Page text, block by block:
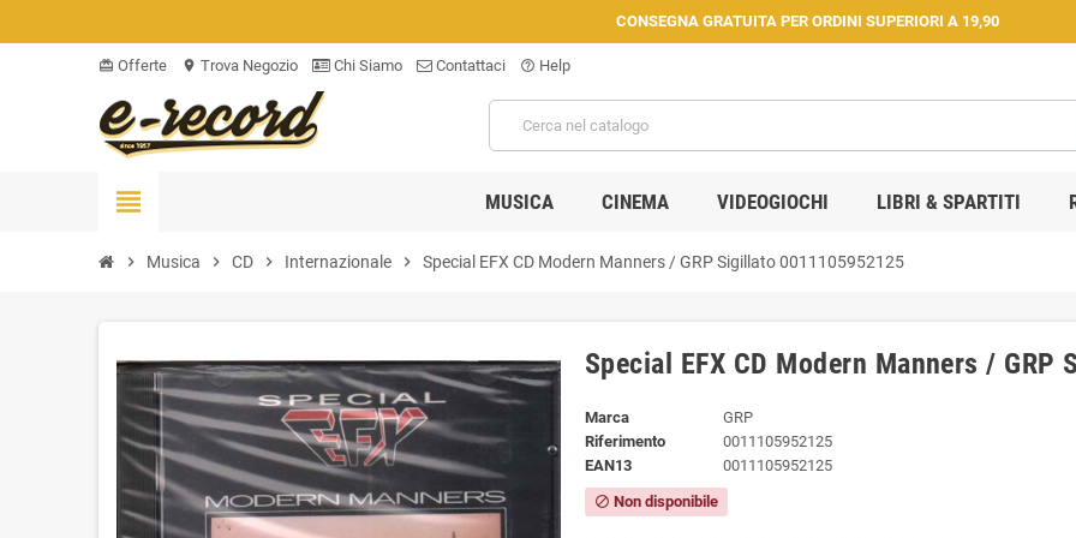
CONSEGNA GRATUITA PER ORDINI SUPERIORI A 19,90
card_giftcard Offerte location_on Trova Negozio Chi Siamo Contattaci help_outline Help
view_headline MUSICA CINEMA VIDEOGIOCHI LIBRI & SPARTITI
chevron_right Musica chevron_right CD chevron_right Internazionale chevron_right Special EFX CD Modern Manners / GRP Sigillato 0011105952125
Special EFX CD Modern Manners /
Marca
GRP
Riferimento
0011105952125
EAN13
0011105952125
block Non disponibile